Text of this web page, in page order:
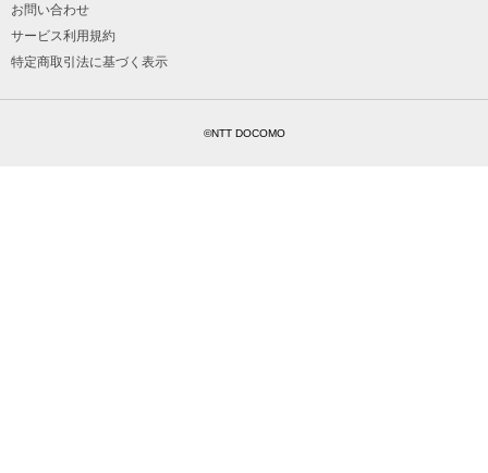
お問い合わせ
サービス利用規約
特定商取引法に基づく表示
©NTT DOCOMO